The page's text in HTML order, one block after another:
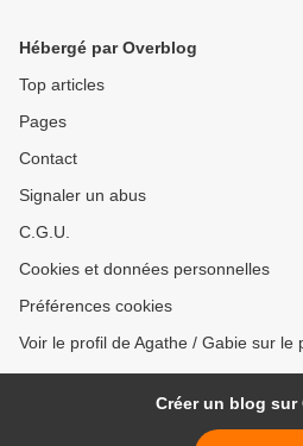
Hébergé par Overblog
Top articles
Pages
Contact
Signaler un abus
C.G.U.
Cookies et données personnelles
Préférences cookies
Voir le profil de Agathe / Gabie sur le
Créer un blog sur